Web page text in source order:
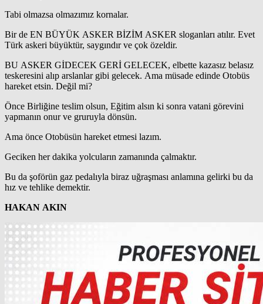
Tabi olmazsa olmazımız kornalar.
Bir de EN BÜYÜK ASKER BİZİM ASKER sloganları atılır. Evet
Türk askeri büyüktür, saygındır ve çok özeldir.
BU ASKER GİDECEK GERİ GELECEK, elbette kazasız belasız
teskeresini alıp arslanlar gibi gelecek. Ama müsade edinde Otobüs
hareket etsin. Değil mi?
Önce Birliğine teslim olsun, Eğitim alsın ki sonra vatani görevini
yapmanın onur ve gruruyla dönsün.
Ama önce Otobüsün hareket etmesi lazım.
Geciken her dakika yolcuların zamanında çalmaktır.
Bu da şoförün gaz pedalıyla biraz uğraşması anlamına gelirki bu da
hız ve tehlike demektir.
HAKAN AKIN